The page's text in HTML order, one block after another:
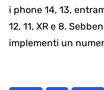
i phone 14, 13,
12, 11, XR e 8.
implementi un